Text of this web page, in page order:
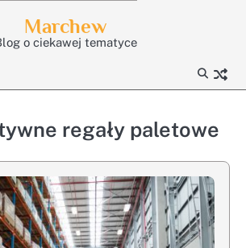
Marchew
o ciekawej tematyce
regały paletowe